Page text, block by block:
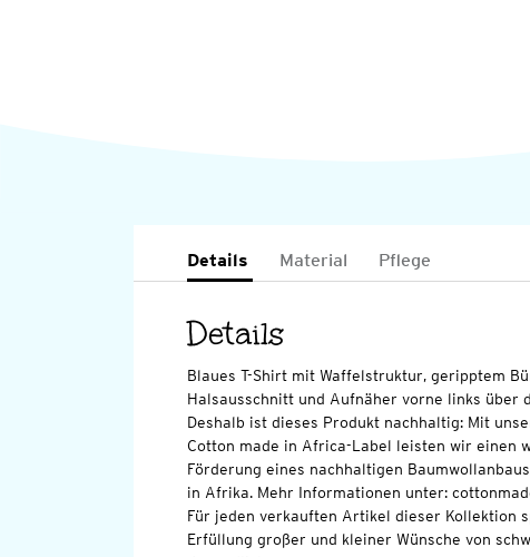
Details Material Pflege
Details
Blaues T-Shirt mit Waffelstruktur, geripptem
Halsausschnitt und Aufnäher vorne links über
Deshalb ist dieses Produkt nachhaltig: Mit
Cotton made in Africa-Label leisten wir einen
Förderung eines nachhaltigen
in Afrika. Mehr Informationen unter:
Für jeden verkauften Artikel dieser Kollektion
Erfüllung großer und kleiner Wünsche von